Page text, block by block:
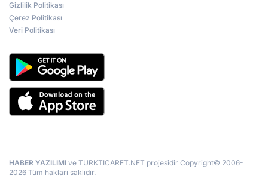
Gizlilik Politikası
Çerez Politikası
Veri Politikası
HABER YAZILIMI ve TURKTICARET.NET projesidir Copyright© 2006-
2026 Tüm hakları saklıdır.